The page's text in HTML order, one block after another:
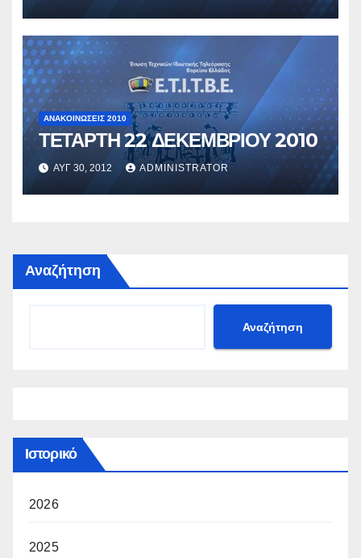
ΑΝΑΚΟΙΝΏΣΕΙΣ 2010
ΤΕΤΑΡΤΗ 22 ΔΕΚΕΜΒΡΙΟΥ 2010
ΑΥΓ 30, 2012 ADMINISTRATOR
Αναζήτηση
Αναζήτηση
Ιστορικό
2026
2025